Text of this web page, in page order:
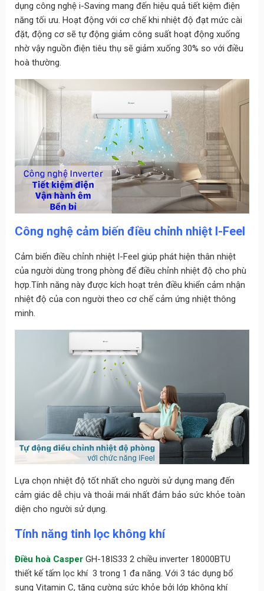
dụng công nghệ i-Saving mang đến hiệu quả tiết kiệm điện
năng tối ưu. Hoạt động với cơ chế khi nhiệt độ đạt mức cài
đặt, động cơ sẽ tự động giảm công suất hoạt động xuống
nhờ vậy nguồn điện tiêu thụ sẽ giảm xuống 30% so với điều
hoà thường.
Công nghệ cảm biến điều chỉnh nhiệt I-Feel
Cảm biến điều chỉnh nhiệt I-Feel giúp phát hiện thân nhiệt
của người dùng trong phòng để điều chỉnh nhiệt độ cho phù
hợp.Tính năng này được kích hoạt trên điều khiển cảm nhận
nhiệt độ của con người theo cơ chế cảm ứng nhiệt thông
minh.
Lựa chọn nhiệt độ tốt nhất cho người sử dụng mang đến
cảm giác dễ chịu và thoải mái nhất đảm bảo sức khỏe toàn
diện cho người sử dụng.
Tính năng tinh lọc không khí
Điều hoà CasperGH-18IS33 2 chiều inverter 18000BTU
thiết kế tấm lọc khí 3 trong 1 đa năng. Với 3 tác dụng bổ
sung Vitamin C, tăng cường sức khỏe bởi lớp không khí